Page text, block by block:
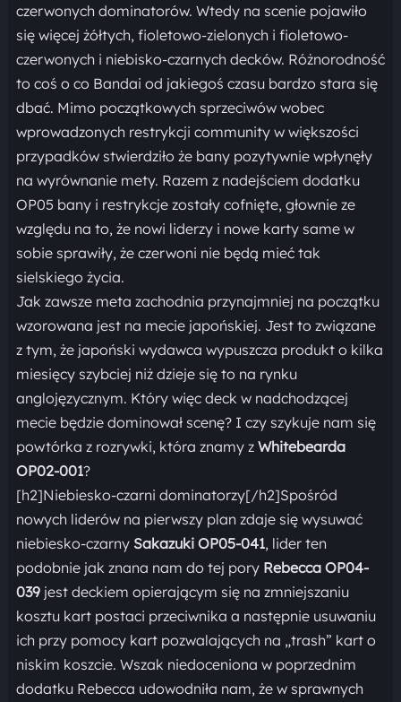
czerwonych dominatorów. Wtedy na scenie pojawiło
się więcej żółtych, fioletowo-zielonych i fioletowo-
czerwonych i niebisko-czarnych decków. Różnorodność
to coś o co Bandai od jakiegoś czasu bardzo stara się
dbać. Mimo początkowych sprzeciwów wobec
wprowadzonych restrykcji community w większości
przypadków stwierdziło że bany pozytywnie wpłynęły
na wyrównanie mety. Razem z nadejściem dodatku
OP05 bany i restrykcje zostały cofnięte, głownie ze
względu na to, że nowi liderzy i nowe karty same w
sobie sprawiły, że czerwoni nie będą mieć tak
sielskiego życia.
Jak zawsze meta zachodnia przynajmniej na początku
wzorowana jest na mecie japońskiej. Jest to związane
z tym, że japoński wydawca wypuszcza produkt o kilka
miesięcy szybciej niż dzieje się to na rynku
anglojęzycznym. Który więc deck w nadchodzącej
mecie będzie dominował scenę? I czy szykuje nam się
powtórka z rozrywki, która znamy z Whitebearda
OP02-001?
[h2]Niebiesko-czarni dominatorzy[/h2]Spośród
nowych liderów na pierwszy plan zdaje się wysuwać
niebiesko-czarny Sakazuki OP05-041, lider ten
podobnie jak znana nam do tej pory Rebecca OP04-
039jest deckiem opierającym się na zmniejszaniu
kosztu kart postaci przeciwnika a następnie usuwaniu
ich przy pomocy kart pozwalających na „trash” kart o
niskim koszcie. Wszak niedoceniona w poprzednim
dodatku Rebecca udowodniła nam, że w sprawnych